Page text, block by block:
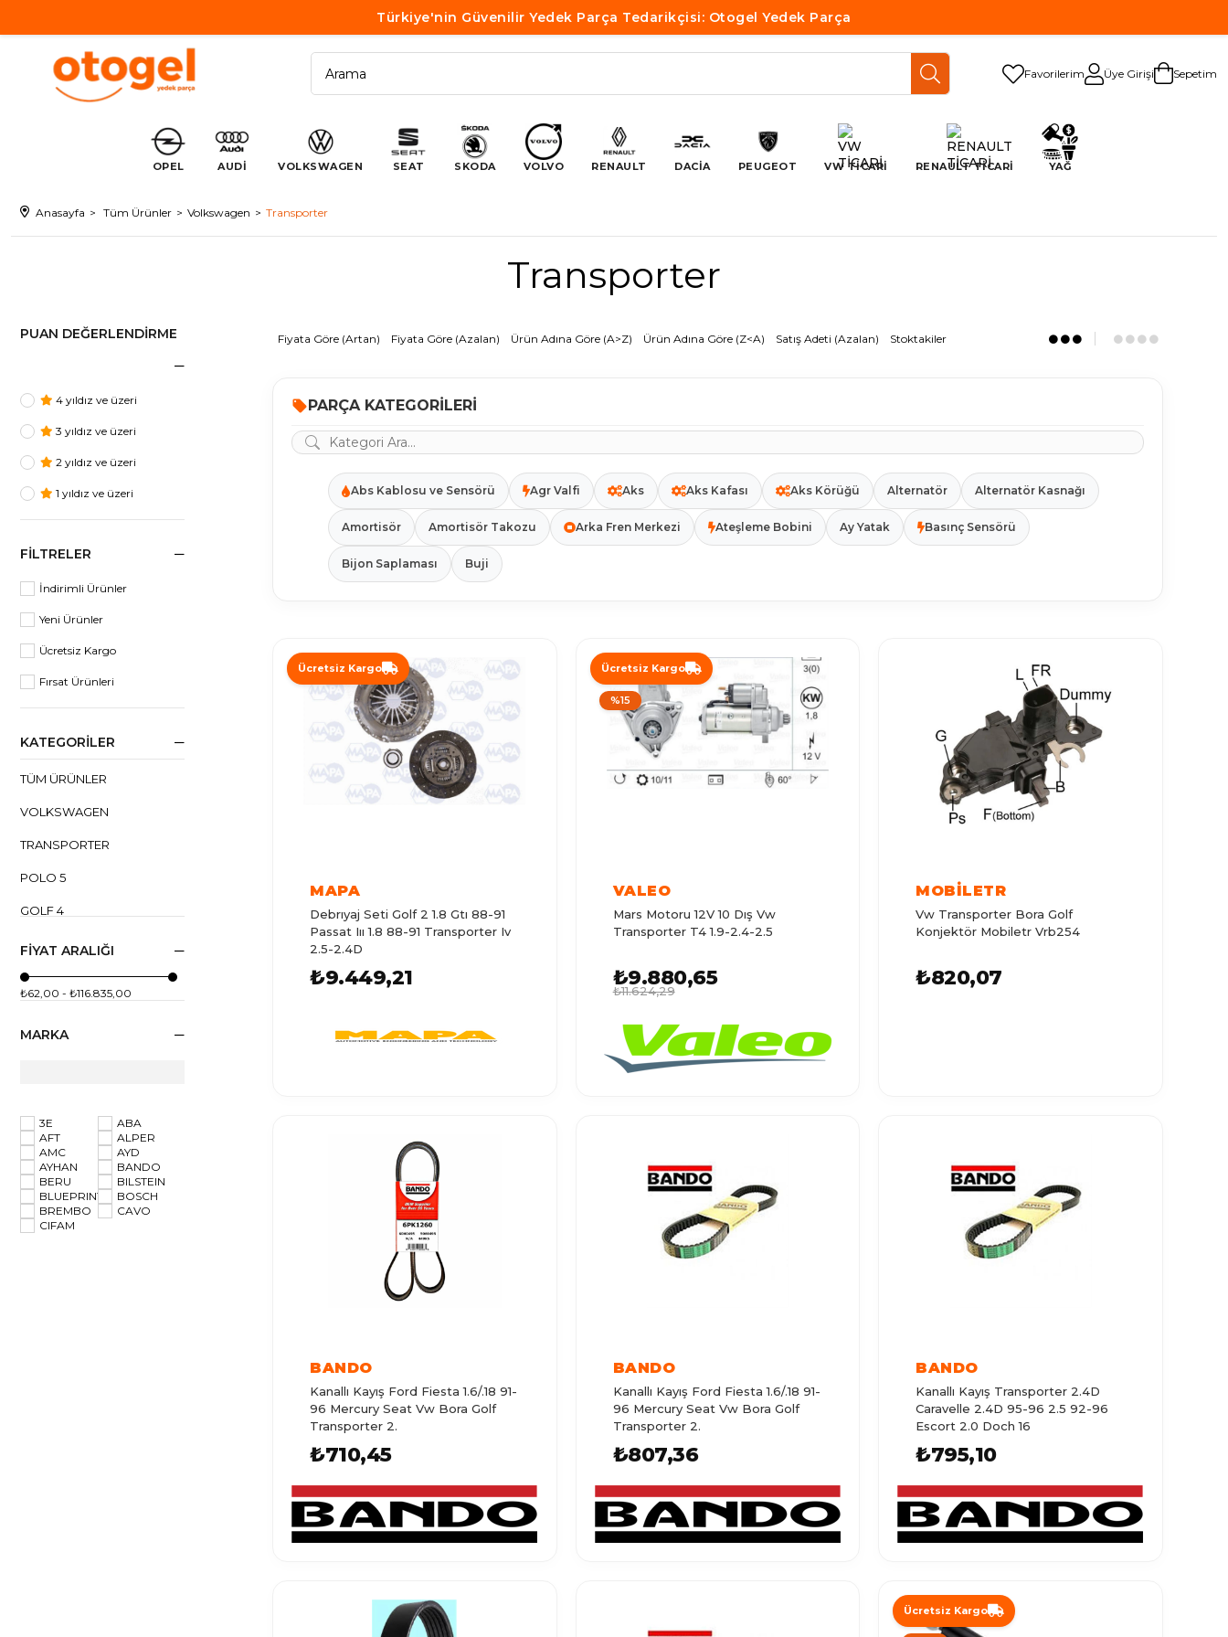
Türkiye'nin Güvenilir Yedek Parça Tedarikçisi: Otogel Yedek Parça
Favorilerim Üye Girişi Sepetim
OPEL AUDİ VOLKSWAGEN SEAT SKODA VOLVO RENAULT DACİA PEUGEOT VW TİCARİ RENAULT TİCARİ YAĞ
Anasayfa Tüm Ürünler Volkswagen Transporter
Transporter
PUAN DEĞERLENDIRME
4 yıldız ve üzeri
3 yıldız ve üzeri
2 yıldız ve üzeri
1 yıldız ve üzeri
FILTRELER
İndirimli Ürünler
Yeni Ürünler
Ücretsiz Kargo
Fırsat Ürünleri
KATEGORILER
TÜM ÜRÜNLER
VOLKSWAGEN
TRANSPORTER
POLO 5
GOLF 4
POLO 1
POLO
GOLF 5
CADDY 2
CADDY
GOLF 3
FIYAT ARALIĞI
₺62,00 - ₺116.835,00
MARKA
3E
ABA
AFT
ALPER
AMC
AYD
AYHAN
BANDO
BERU
BILSTEIN
BLUEPRINT
BOSCH
BREMBO
CAVO
CIFAM
Fiyata Göre (Artan) Fiyata Göre (Azalan) Ürün Adına Göre (A>Z) Ürün Adına Göre (Z<A) Satış Adeti (Azalan) Stoktakiler
PARÇA KATEGORILERI
Abs Kablosu ve Sensörü Agr Valfi Aks Aks Kafası Aks Körüğü Alternatör Alternatör Kasnağı
Amortisör Amortisör Takozu Arka Fren Merkezi Ateşleme Bobini Ay Yatak Basınç Sensörü
Bijon Saplaması Buji
MAPA
Debrıyaj Seti Golf 2 1.8 Gtı 88-91
Passat Iıı 1.8 88-91 Transporter Iv
2.5-2.4D
₺9.449,21
Ücretsiz Kargo
VALEO
Mars Motoru 12V 10 Dış Vw
Transporter T4 1.9-2.4-2.5
₺9.880,65
₺11.624,29
Ücretsiz Kargo
%15
MOBİLETR
Vw Transporter Bora Golf
Konjektör Mobiletr Vrb254
₺820,07
BANDO
Kanallı Kayış Ford Fiesta 1.6/.18 91-
96 Mercury Seat Vw Bora Golf
Transporter 2.
₺710,45
BANDO
Kanallı Kayış Ford Fiesta 1.6/.18 91-
96 Mercury Seat Vw Bora Golf
Transporter 2.
₺807,36
BANDO
Kanallı Kayış Transporter 2.4D
Caravelle 2.4D 95-96 2.5 92-96
Escort 2.0 Doch 16
₺795,10
Ücretsiz Kargo